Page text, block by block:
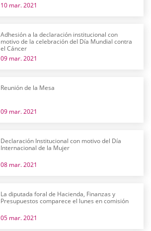
10 mar. 2021
Adhesión a la declaración institucional con
motivo de la celebración del Día Mundial contra
el Cáncer
09 mar. 2021
Reunión de la Mesa
09 mar. 2021
Declaración Institucional con motivo del Día
Internacional de la Mujer
08 mar. 2021
La diputada foral de Hacienda, Finanzas y
Presupuestos comparece el lunes en comisión
05 mar. 2021